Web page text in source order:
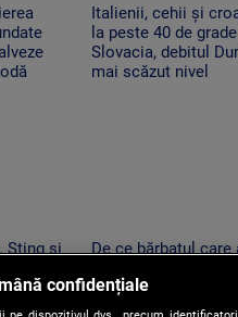
Italienii, cehii și
la peste 40 de
Slovacia, debitul
mai scăzut nivel
Sting și
De ce bărbatul care
putea fi primul
pentru acest lucru
confidențiale